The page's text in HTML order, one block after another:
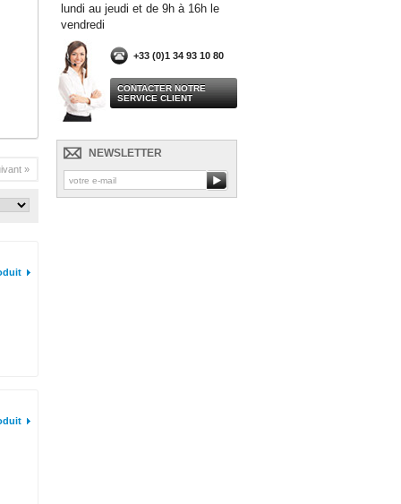
»
lundi au jeudi et de 9h à 16h le
vendredi
+33 (0)1 34 93 10 80
CONTACTER NOTRE
SERVICE CLIENT
NEWSLETTER